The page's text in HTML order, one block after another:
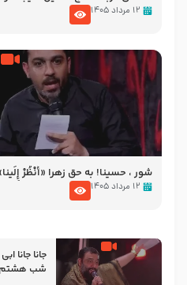
۱۲ مرداد ۱۴۰۵
شور ، حسینا! به‌ حق زهرا «أُنْظُرْ
محرّم 1405
۱۲ مرداد ۱۴۰۵
جانا جانا